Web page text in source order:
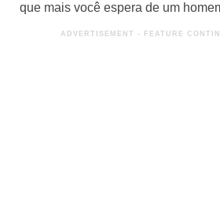
que mais você espera de um